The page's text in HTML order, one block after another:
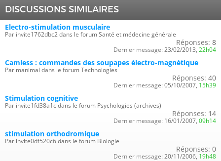
DISCUSSIONS SIMILAIRES
Electro-stimulation musculaire
Par invite1762dbc2 dans le forum Santé et médecine générale
Réponses: 8
Dernier message: 23/02/2013, 22h04
Camless : commandes des soupapes électro-magnétique
Par manimal dans le forum Technologies
Réponses: 40
Dernier message: 05/10/2007, 15h39
Stimulation cognitive
Par invite1fd38a1c dans le forum Psychologies (archives)
Réponses: 14
Dernier message: 16/01/2007, 09h14
stimulation orthodromique
Par invite0df520c6 dans le forum Biologie
Réponses: 0
Dernier message: 20/11/2006, 19h48